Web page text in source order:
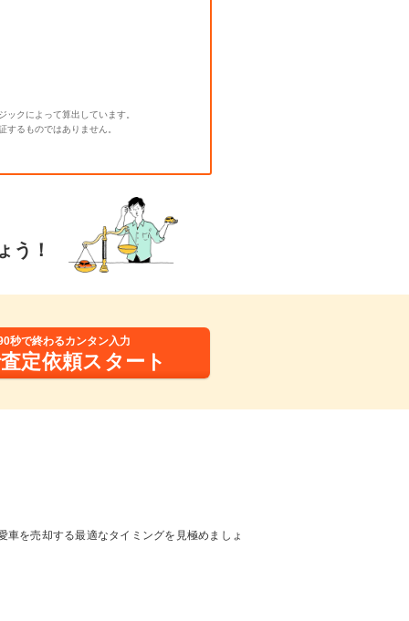
クによって算出しています。
るものではありません。
う！
秒で終わるカンタン入力
定依頼スタート
を売却する最適なタイミングを見極めましょ